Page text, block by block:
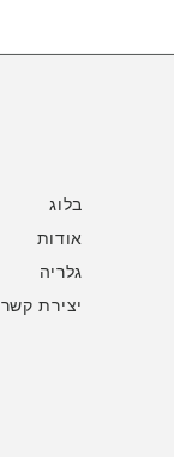
בלוג
אודות
גלריה
יצירת קשר